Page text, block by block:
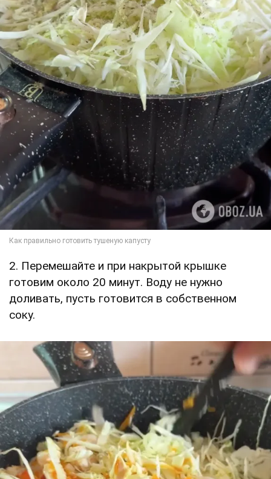
2. Перемешайте и при накрытой крышке
готовим около 20 минут. Воду не нужно
доливать, пусть готовится в собственном
соку.